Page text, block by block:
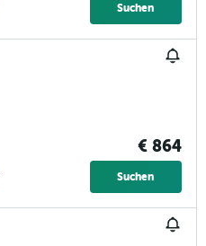
Suchen
€ 864
Suchen